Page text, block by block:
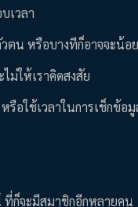
เวลา
ตน หรือบางทีก็อาจจะน้อ
ม่ให้เราคิดสงสัย
อใช้เวลาในการเช็กข้
ที่ก็จะมีสมาชิกอีกหลายคน